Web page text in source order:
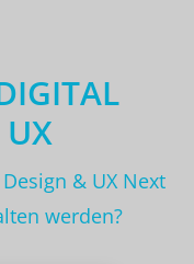
& UX Next
werden?